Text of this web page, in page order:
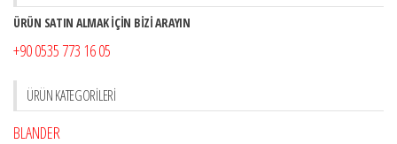
ÜRÜN SATIN ALMAK İÇİN BİZİ ARAYIN
+90 0535 773 16 05
ÜRÜN KATEGORILERI
BLANDER